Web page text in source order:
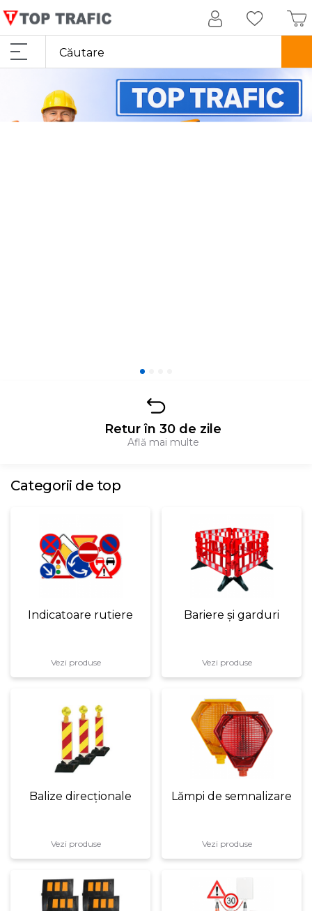
Retur în 30 de zile
Află mai multe
Categorii de top
Indicatoare rutiere
Vezi produse
Bariere și garduri
Vezi produse
Balize direcționale
Vezi produse
Lămpi de semnalizare
Vezi produse